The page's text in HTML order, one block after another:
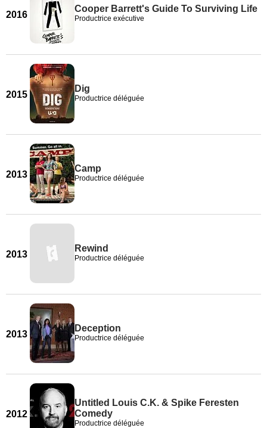
2016
Cooper Barrett's Guide To Surviving Life
Productrice exécutive
2015
Dig
Productrice déléguée
2013
Camp
Productrice déléguée
2013
Rewind
Productrice déléguée
2013
Deception
Productrice déléguée
2012
Untitled Louis C.K. & Spike Feresten
Comedy
Productrice déléguée